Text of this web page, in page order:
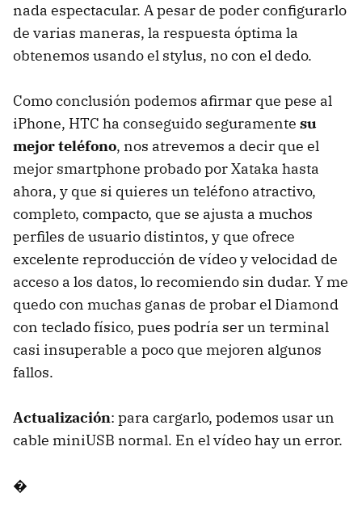
nada espectacular. A pesar de poder configurarlo
de varias maneras, la respuesta óptima la
obtenemos usando el stylus, no con el dedo.
Como conclusión podemos afirmar que pese al
iPhone, HTC ha conseguido seguramente su
mejor teléfono, nos atrevemos a decir que el
mejor smartphone probado por Xataka hasta
ahora, y que si quieres un teléfono atractivo,
completo, compacto, que se ajusta a muchos
perfiles de usuario distintos, y que ofrece
excelente reproducción de vídeo y velocidad de
acceso a los datos, lo recomiendo sin dudar. Y me
quedo con muchas ganas de probar el Diamond
con teclado físico, pues podría ser un terminal
casi insuperable a poco que mejoren algunos
fallos.
Actualización: para cargarlo, podemos usar un
cable miniUSB normal. En el vídeo hay un error.
�